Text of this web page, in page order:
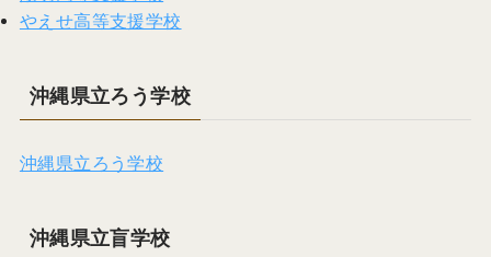
やえせ高等支援学校
沖縄県立ろう学校
沖縄県立ろう学校
沖縄県立盲学校